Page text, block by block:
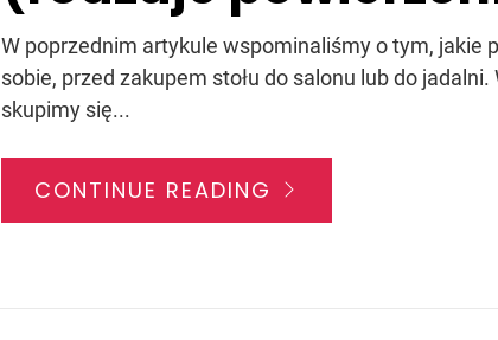
W poprzednim artykule wspominaliśmy o tym, jakie
sobie, przed zakupem stołu do salonu lub do
skupimy się...
CONTINUE READING